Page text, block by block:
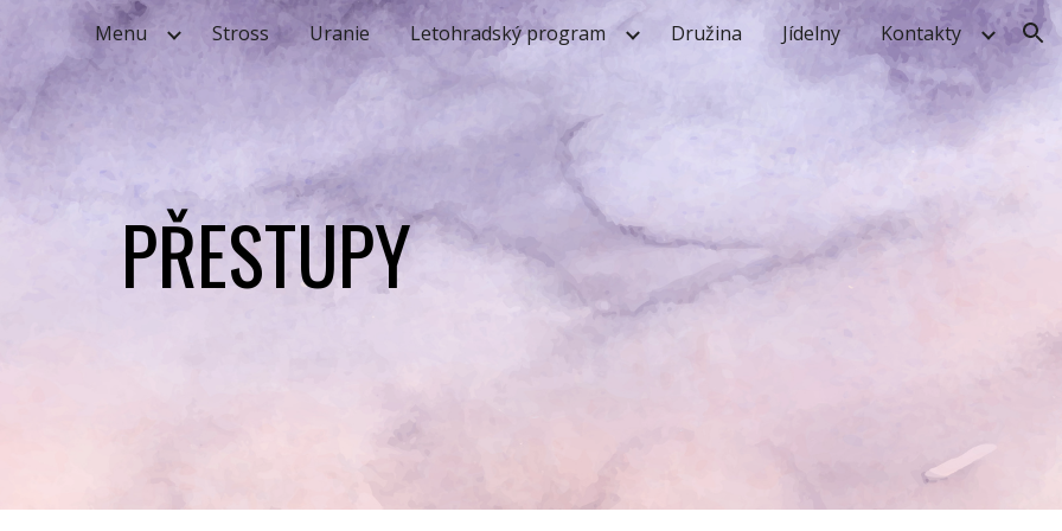
to main content Skip to navigation
Menu Stross Uranie Letohradský program Družina Jídelny Kontakty
PŘESTUPY